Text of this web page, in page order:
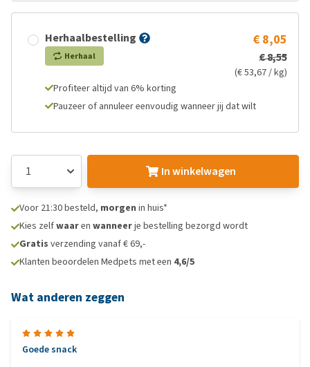
Herhaalbestelling
Herhaal
€ 8,05
€ 8,55
(€ 53,67 / kg)
Profiteer altijd van 6% korting
Pauzeer of annuleer eenvoudig wanneer jij dat wilt
In winkelwagen
Voor 21:30 besteld, morgen in huis*
Kies zelfwaaren wanneerje bestelling bezorgd wordt
Gratis verzending vanaf € 69,-
Klanten beoordelen Medpets met een 4,6/5
Wat anderen zeggen
Goede snack